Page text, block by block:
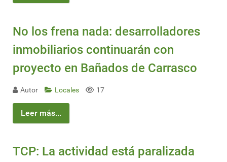
No los frena nada: desarrolladores
inmobiliarios continuarán con
proyecto en Bañados de Carrasco
Autor Locales 17
Leer más...
TCP: La actividad está paralizada